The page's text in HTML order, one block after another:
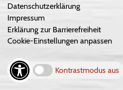
Datenschutzerklärung
Impressum
Erklärung zur Barrierefreiheit
Cookie-Einstellungen anpassen
Kontrastmodus aus